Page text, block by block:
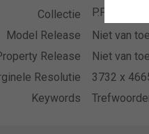
Collectie
P.F.
Model Release
Niet van
Release
Niet van
Resolutie
3732 x
Keywords